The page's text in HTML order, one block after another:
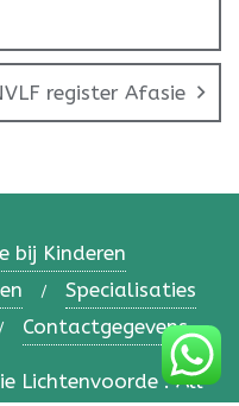
register Afasie
bij Kinderen
Specialisaties
Contactgegevens
Lichtenvoorde . All